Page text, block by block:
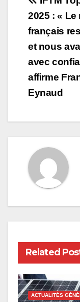
2025 : « Le
français
et nous
avec
affirme
Eynaud
Related
ACTUALITÉS